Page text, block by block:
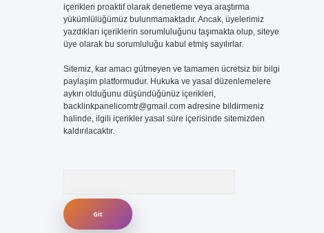
içerikleri proaktif olarak denetleme veya araştırma
yükümlülüğümüz bulunmamaktadır. Ancak, üyelerimiz
yazdıkları içeriklerin sorumluluğunu taşımakta olup, siteye
üye olarak bu sorumluluğu kabul etmiş sayılırlar.
Sitemiz, kar amacı gütmeyen ve tamamen ücretsiz bir bilgi
paylaşım platformudur. Hukuka ve yasal düzenlemelere
aykırı olduğunu düşündüğünüz içerikleri,
backlinkpanelicomtr@gmail.comadresine bildirmeniz
halinde, ilgili içerikler yasal süre içerisinde sitemizden
kaldırılacaktır.